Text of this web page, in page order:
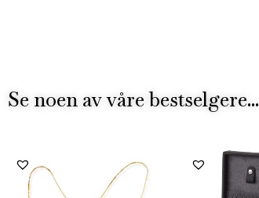
Se noen av våre bestselgere...